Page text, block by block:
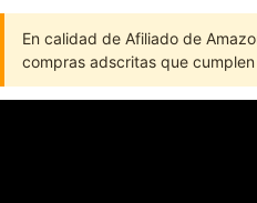
En calidad de Afiliado de
compras adscritas que